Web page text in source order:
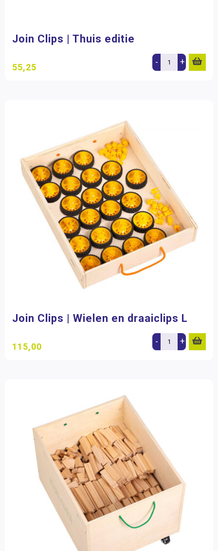
Join Clips | Thuis editie
55,25 - +
Join Clips | Wielen en draaiclips L
115,00 - +